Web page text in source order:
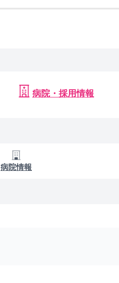
病院・採用情報
病院情報